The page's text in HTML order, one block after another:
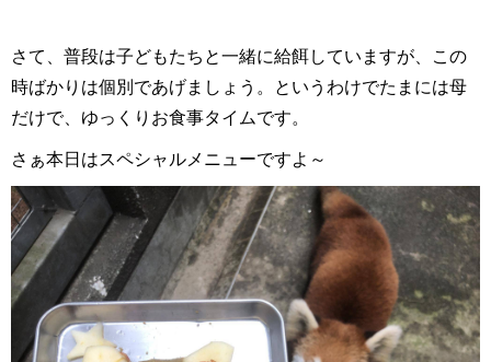
さて、普段は子どもたちと一緒に給餌していますが、この
時ばかりは個別であげましょう。というわけでたまには母
だけで、ゆっくりお食事タイムです。
さぁ本日はスペシャルメニューですよ～